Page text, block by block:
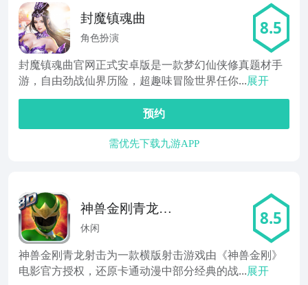
封魔镇魂曲
角色扮演 8.5
封魔镇魂曲官网正式安卓版是一款梦幻仙侠修真题材手
游，自由劲战仙界历险，超趣味冒险世界任你...展开
预约
需优先下载九游APP
神兽金刚青龙射
击
休闲 8.5
神兽金刚青龙射击为一款横版射击游戏由《神兽金刚》
电影官方授权，还原卡通动漫中部分经典的战...展开